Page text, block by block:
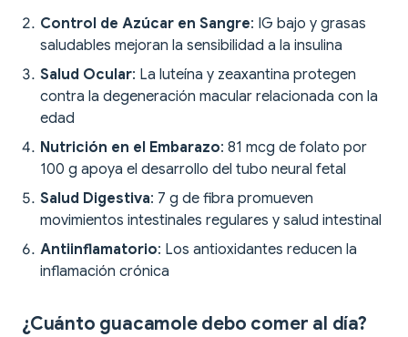
Control de Azúcar en Sangre: IG bajo y grasas
saludables mejoran la sensibilidad a la insulina
Salud Ocular: La luteína y zeaxantina protegen
contra la degeneración macular relacionada con la
edad
Nutrición en el Embarazo: 81 mcg de folato por
100 g apoya el desarrollo del tubo neural fetal
Salud Digestiva: 7 g de fibra promueven
movimientos intestinales regulares y salud intestinal
Antiinflamatorio: Los antioxidantes reducen la
inflamación crónica
¿Cuánto guacamole debo comer al día?